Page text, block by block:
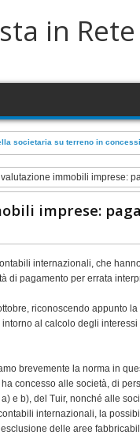
in Rete
pensionato
immobili imprese:
imprese:
internazionali, che
di pagamento per errata
riconoscendo appunto
al calcolo degli
brevemente la norma in
concesso alle società, di
e b), del Tuir, nonché alle
internazionali, la
delle aree